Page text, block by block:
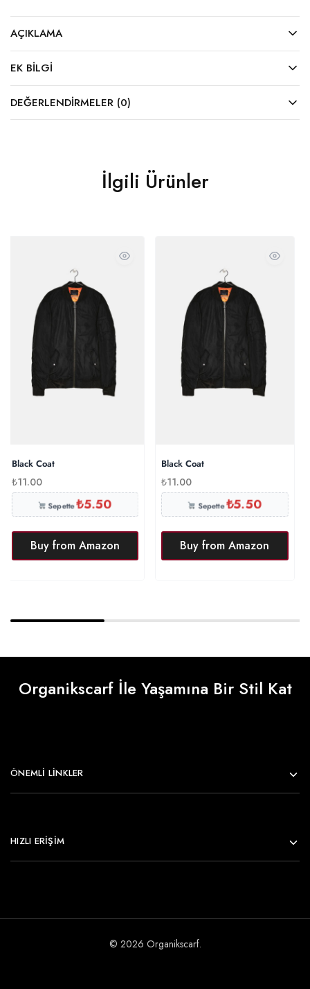
AÇIKLAMA
EK BILGI
DEĞERLENDIRMELER (0)
İlgili Ürünler
Black Coat
₺11.00
Sepette₺5.50
Buy from Amazon
Black Coat
₺11.00
Sepette₺5.50
Buy from Amazon
Organikscarf İle Yaşamına Bir Stil Kat
ÖNEMLI LINKLER
HIZLI ERİŞİM
© 2026 Organikscarf.